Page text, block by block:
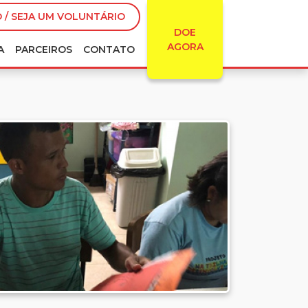
/ SEJA UM VOLUNTÁRIO
DOE
AGORA
PARCEIROS CONTATO